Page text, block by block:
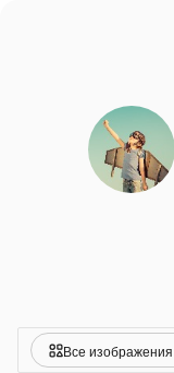
Все изображения